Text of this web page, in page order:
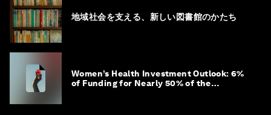
地域社会を支える、新しい図書館のかたち
Women’s Health Investment Outlook: 6%
of Funding for Nearly 50% of the